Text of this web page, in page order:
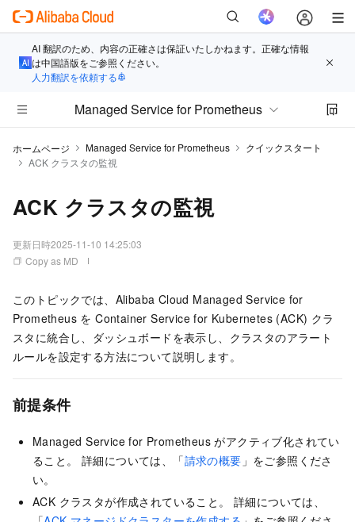
AI 翻訳のため、内容の正確さは保証いたしかねます。正確な情報
は中国語版をご参照ください。
人力翻訳を依頼する
Managed Service for Prometheus
ホームページ Managed Service for Prometheus
クイックスタート
ACK クラスタの監視
ACK クラスタの監視
更新日時2025-11-10 14:25:03
Copy as MD
このトピックでは、Alibaba Cloud Managed Service for
Prometheus を Container Service for Kubernetes (ACK) クラ
スタに統合し、ダッシュボードを表示し、クラスタのアラート
ルールを設定する方法について説明します。
前提条件
Managed Service for Prometheus がアクティブ化されてい
ること。 詳細については、「請求の概要 」をご参照くださ
い。
ACK クラスタが作成されていること。 詳細については、